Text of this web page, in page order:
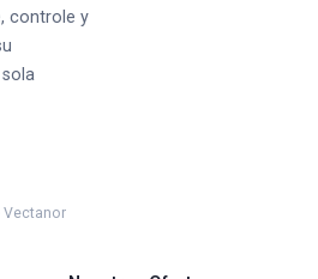
controle y
Vectanor